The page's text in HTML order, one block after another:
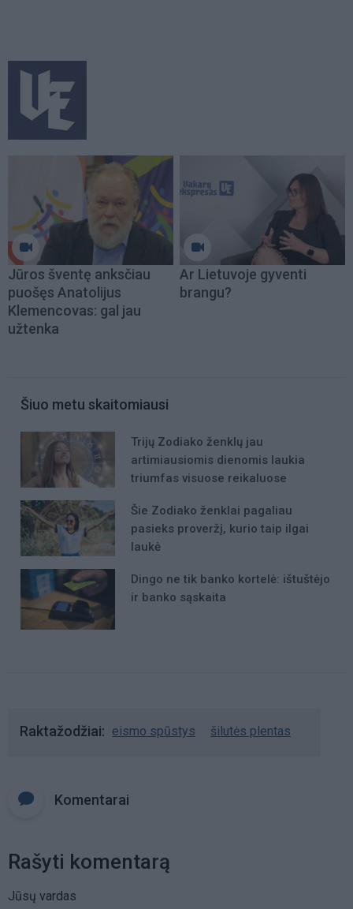
Jūros šventę anksčiau
puošęs Anatolijus
Klemencovas: gal jau
užtenka
Ar Lietuvoje gyventi
brangu?
Šiuo metu skaitomiausi
Trijų Zodiako ženklų jau
artimiausiomis dienomis laukia
triumfas visuose reikaluose
Šie Zodiako ženklai pagaliau
pasieks proveržį, kurio taip ilgai
laukė
Dingo ne tik banko kortelė: ištuštėjo
ir banko sąskaita
Raktažodžiai eismo spūstys šilutės plentas
Komentarai
Rašyti komentarą
Jūsų vardas